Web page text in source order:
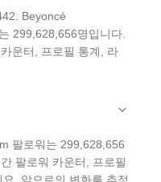
Beyoncé
299,628,656명입니다.
운터, 프로필 통계, 라
팔로워는 299,628,656
팔로워 카운터, 프로필